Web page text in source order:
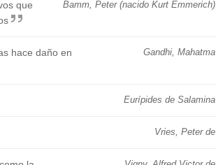
Bamm, Peter (nacido Kurt Emmerich)
que
Gandhi, Mahatma
hace daño en
Eurípides de Salamina
Vries, Peter de